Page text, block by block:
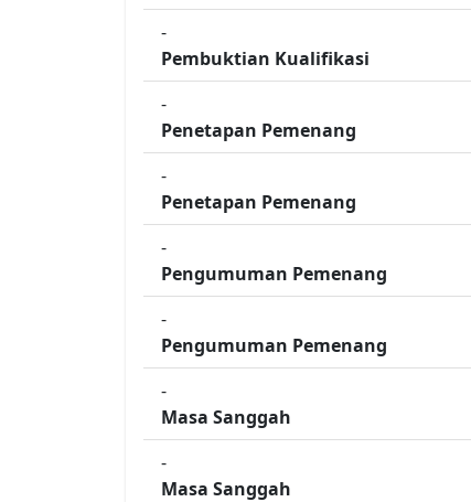
-
Pembuktian Kualifikasi
-
Penetapan Pemenang
-
Penetapan Pemenang
-
Pengumuman Pemenang
-
Pengumuman Pemenang
-
Masa Sanggah
-
Masa Sanggah